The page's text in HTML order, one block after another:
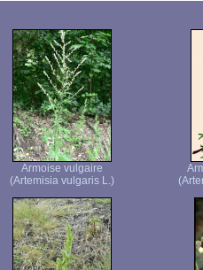
Armoise vulgaire
(Artemisia vulgaris L.)